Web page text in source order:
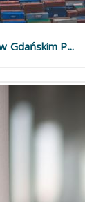
Gdańskim P...